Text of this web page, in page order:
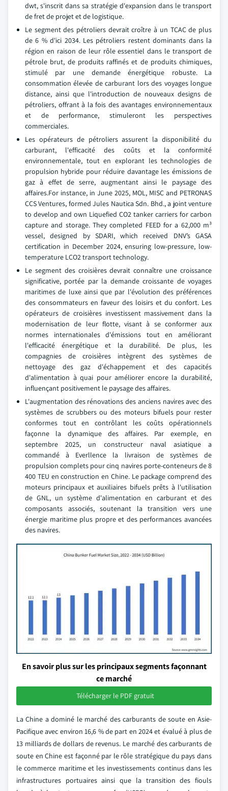
dwt, s'inscrit dans sa stratégie d'expansion dans le transport
de fret de projet et de logistique.
Le segment des pétroliers devrait croître à un TCAC de plus
de 6 % d'ici 2034. Les pétroliers restent dominants dans la
région en raison de leur rôle essentiel dans le transport de
pétrole brut, de produits raffinés et de produits chimiques,
stimulé par une demande énergétique robuste. La
consommation élevée de carburant lors des voyages longue
distance, ainsi que l'introduction de nouveaux designs de
pétroliers, offrant à la fois des avantages environnementaux
et de performance, stimuleront les perspectives
commerciales.
Les opérateurs de pétroliers assurent la disponibilité du
carburant, l'efficacité des coûts et la conformité
environnementale, tout en explorant les technologies de
propulsion hybride pour réduire davantage les émissions de
gaz à effet de serre, augmentant ainsi le paysage des
affaires.For instance, in June 2025, MOL, MISC and PETRONAS
CCS Ventures, formed Jules Nautica Sdn. Bhd., a joint venture
to develop and own Liquefied CO2 tanker carriers for carbon
capture and storage. They completed FEED for a 62,000 m³
vessel, designed by SDARI, which received DNV’s GASA
certification in December 2024, ensuring low-pressure, low-
temperature LCO2 transport technology.
Le segment des croisières devrait connaître une croissance
significative, portée par la demande croissante de voyages
maritimes de luxe ainsi que par l'évolution des préférences
des consommateurs en faveur des loisirs et du confort. Les
opérateurs de croisières investissent massivement dans la
modernisation de leur flotte, visant à se conformer aux
normes internationales d'émissions tout en améliorant
l'efficacité énergétique et la durabilité. De plus, les
compagnies de croisières intègrent des systèmes de
nettoyage des gaz d'échappement et des capacités
d'alimentation à quai pour améliorer encore la durabilité,
influençant positivement le paysage des affaires.
L'augmentation des rénovations des anciens navires avec des
systèmes de scrubbers ou des moteurs bifuels pour rester
conformes tout en contrôlant les coûts opérationnels
façonne la dynamique des affaires. Par exemple, en
septembre 2025, un constructeur naval asiatique a
commandé à Everllence la livraison de systèmes de
propulsion complets pour cinq navires porte-conteneurs de 8
400 TEU en construction en Chine. Le package comprend des
moteurs principaux et auxiliaires bifuels prêts à l'utilisation
de GNL, un système d'alimentation en carburant et des
composants associés, soutenant la transition vers une
énergie maritime plus propre et des performances avancées
des navires.
En savoir plus sur les principaux segments façonnant
ce marché
Télécharger le PDF gratuit
La Chine a dominé le marché des carburants de soute en Asie-
Pacifique avec environ 16,6 % de part en 2024 et évalué à plus de
13 milliards de dollars de revenus. Le marché des carburants de
soute en Chine est façonné par le rôle stratégique du pays dans
le commerce maritime et les investissements continus dans les
infrastructures portuaires ainsi que la transition des fiouls